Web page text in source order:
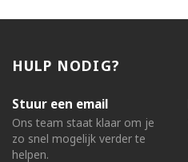
HULP NODIG?
Stuur een email
Ons team staat klaar om je
zo snel mogelijk verder te
helpen.